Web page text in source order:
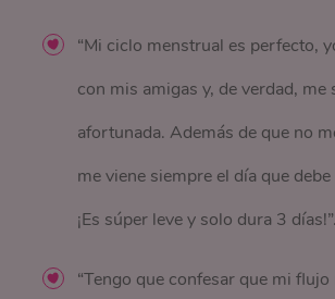
“Mi ciclo menstrual es perfecto,
con mis amigas y, de verdad, me
afortunada. Además de que no
me viene siempre el día que
¡Es súper leve y solo dura 3 días!”.
“Tengo que confesar que mi